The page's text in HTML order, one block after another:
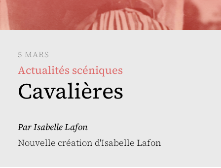
5 MARS
Actualités scéniques
Cavalières
Par Isabelle Lafon
Nouvelle création d'Isabelle Lafon